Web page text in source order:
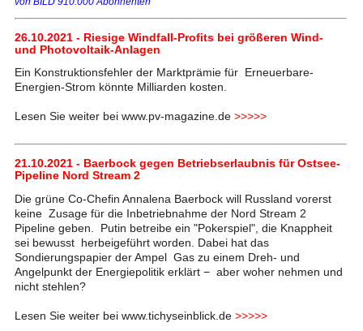
26.10.2021 - Riesige Windfall-Profits bei größeren Wind-
und Photovoltaik-Anlagen
Ein Konstruktionsfehler der Marktprämie für Erneuerbare-
Energien-Strom könnte Milliarden kosten.
Lesen Sie weiter bei www.pv-magazine.de >>>>>
21.10.2021 - Baerbock gegen Betriebserlaubnis für Ostsee-
Pipeline Nord Stream 2
Die grüne Co-Chefin Annalena Baerbock will Russland vorerst
keine Zusage für die Inbetriebnahme der Nord Stream 2
Pipeline geben. Putin betreibe ein "Pokerspiel", die Knappheit
sei bewusst herbeigeführt worden. Dabei hat das
Sondierungspapier der Ampel Gas zu einem Dreh- und
Angelpunkt der Energiepolitik erklärt − aber woher nehmen und
nicht stehlen?
Lesen Sie weiter bei www.tichyseinblick.de >>>>>